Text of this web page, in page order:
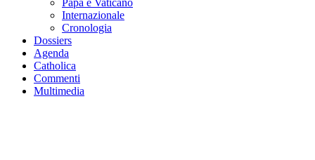
Papa e Vaticano
Internazionale
Cronologia
Dossiers
Agenda
Catholica
Commenti
Multimedia